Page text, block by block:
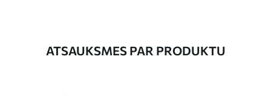
ATSAUKSMES PAR PRODUKTU